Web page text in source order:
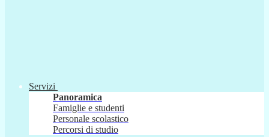
Servizi
Panoramica
Famiglie e studenti
Personale scolastico
Percorsi di studio